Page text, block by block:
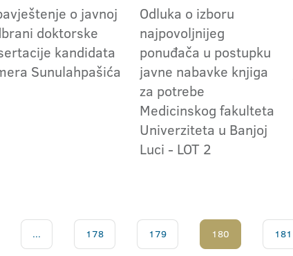
o javnoj
doktorske
kandidata
Sunulahpašića
Odluka o izboru
najpovoljnijeg
ponuđača u postupku
javne nabavke knjiga
za potrebe
Medicinskog fakulteta
Univerziteta u Banjoj
Luci - LOT 2
... 178 179 180 181